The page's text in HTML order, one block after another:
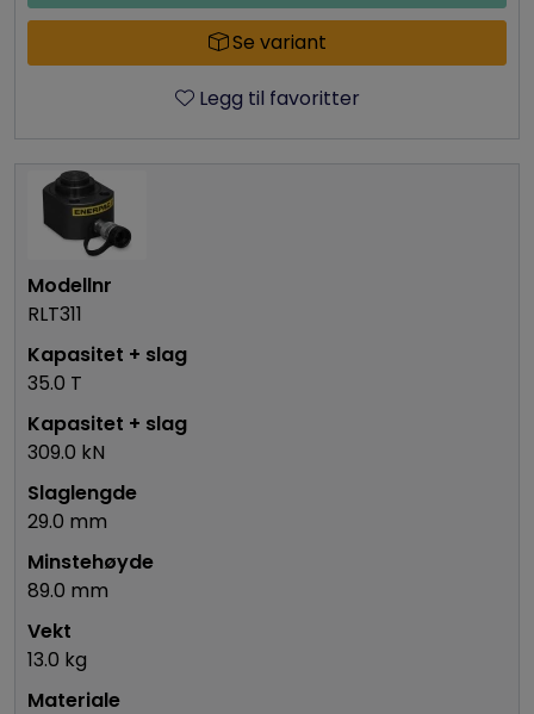
Se variant
Legg til favoritter
RLT311
35.0 T
309.0 kN
29.0 mm
89.0 mm
13.0 kg